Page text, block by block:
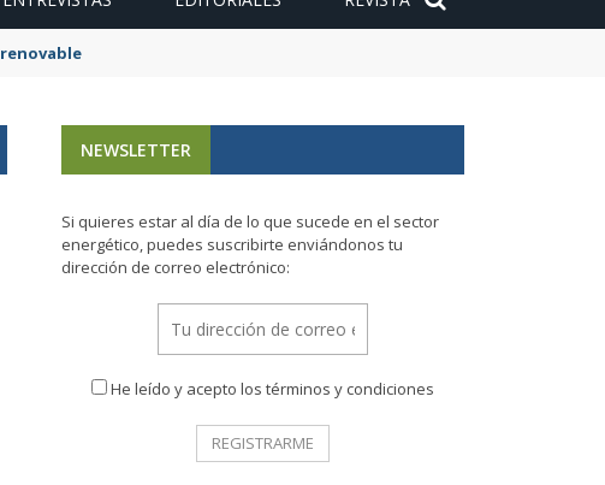
NEWSLETTER
Si quieres estar al día de lo que sucede en el sector
energético, puedes suscribirte enviándonos tu
dirección de correo electrónico:
He leído y acepto los términos y condiciones